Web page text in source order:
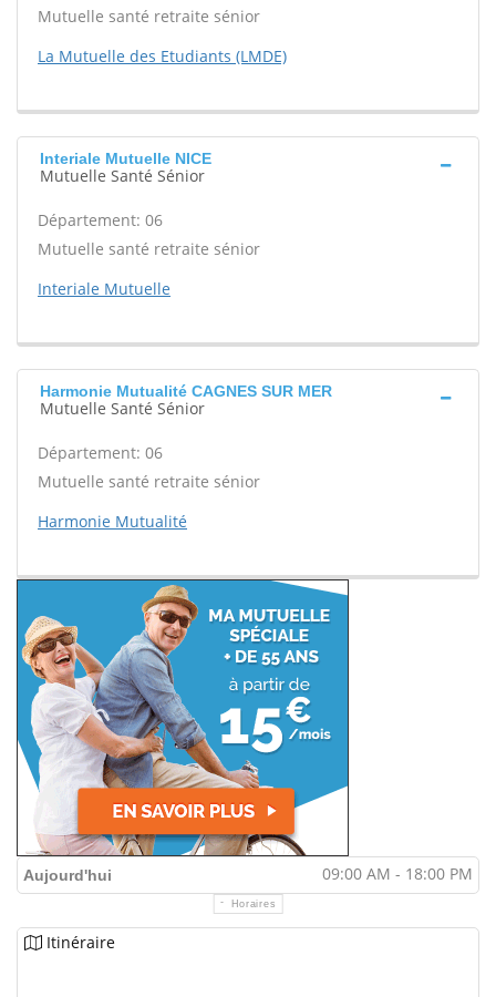
Mutuelle santé retraite sénior
La Mutuelle des Etudiants (LMDE)
Interiale Mutuelle NICE
Mutuelle Santé Sénior
Département: 06
Mutuelle santé retraite sénior
Interiale Mutuelle
Harmonie Mutualité CAGNES SUR MER
Mutuelle Santé Sénior
Département: 06
Mutuelle santé retraite sénior
Harmonie Mutualité
Aujourd'hui 09:00 AM - 18:00 PM
Horaires
Itinéraire